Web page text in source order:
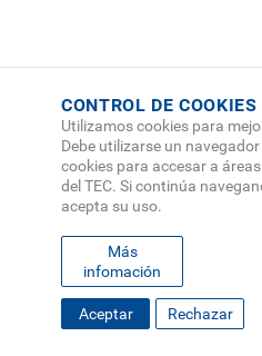
CONTROL DE COOKIES
Utilizamos cookies para
Debe utilizarse un
cookies para accesar a
del TEC. Si continúa
acepta su uso.
Más
infomación
Aceptar Rechazar